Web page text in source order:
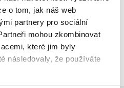
o tom, jak náš web
partnery pro sociální
mohou zkombinovat
které jim byly
následovaly, že používáte